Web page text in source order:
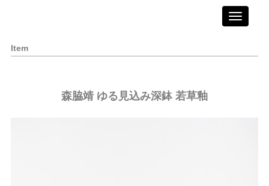
Toggle
Item
森脇靖 ゆる見込み深鉢 若草釉